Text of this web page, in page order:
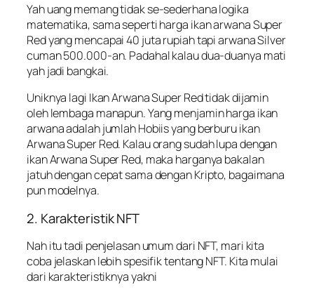
Yah uang memang tidak se-sederhana logika
matematika, sama seperti harga ikan arwana Super
Red yang mencapai 40 juta rupiah tapi arwana Silver
cuman 500.000-an. Padahal kalau dua-duanya mati
yah jadi bangkai.
Uniknya lagi Ikan Arwana Super Red tidak dijamin
oleh lembaga manapun. Yang menjamin harga ikan
arwana adalah jumlah Hobiis yang berburu ikan
Arwana Super Red. Kalau orang sudah lupa dengan
ikan Arwana Super Red, maka harganya bakalan
jatuh dengan cepat sama dengan Kripto, bagaimana
pun modelnya.
2. Karakteristik NFT
Nah itu tadi penjelasan umum dari NFT, mari kita
coba jelaskan lebih spesifik tentang NFT. Kita mulai
dari karakteristiknya yakni